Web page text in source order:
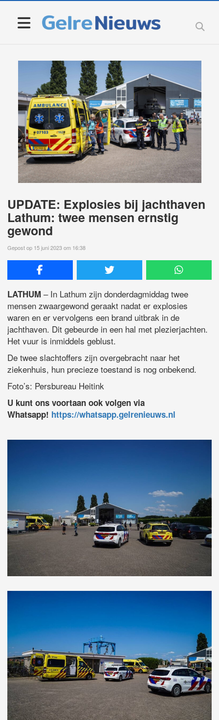
UPDATE: Explosies bij jachthaven
Lathum: twee mensen ernstig
gewond
Gepost op 15 juni 2023 om 16:38
LATHUM – In Lathum zijn donderdagmiddag twee
mensen zwaargewond geraakt nadat er explosies
waren en er vervolgens een brand uitbrak in de
jachthaven. Dit gebeurde in een hal met plezierjachten.
Het vuur is inmiddels geblust.
De twee slachtoffers zijn overgebracht naar het
ziekenhuis, hun precieze toestand is nog onbekend.
Foto’s: Persbureau Heitink
U kunt ons voortaan ook volgen via
Whatsapp! https://whatsapp.gelrenieuws.nl